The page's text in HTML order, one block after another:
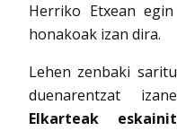
Herriko Etxean
honakoak izan dira.
Lehen zenbaki
duenarentzat
Elkarteak